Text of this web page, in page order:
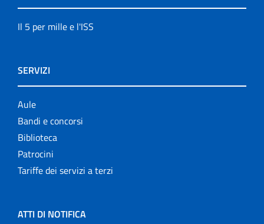
Il 5 per mille e l'ISS
SERVIZI
Aule
Bandi e concorsi
Biblioteca
Patrocini
Tariffe dei servizi a terzi
ATTI DI NOTIFICA